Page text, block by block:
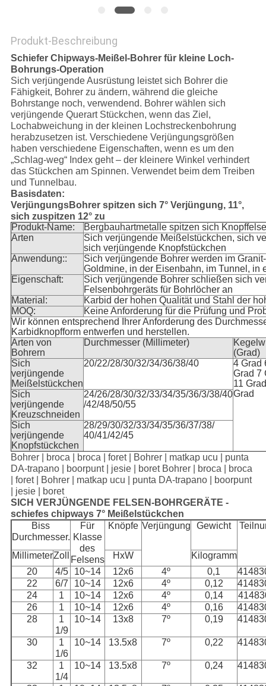
Produkt-Beschreibung
Schiefer Chipways-Meißel-Bohrer für kleine Loch-
Bohrungs-Operation
Sich verjüngende Ausrüstung leistet sich Bohrer die
Fähigkeit, Bohrer zu ändern, während die gleiche
Bohrstange noch, verwendend. Bohrer wählen sich
verjüngende Querart Stückchen, wenn das Ziel,
Lochabweichung in der kleinen Lochstreckenbohrung
herabzusetzen ist. Verschiedene Verjüngungsgrößen
haben verschiedene Eigenschaften, wenn es um den
„Schlag-weg“ Index geht – der kleinere Winkel verhindert
das Stückchen am Spinnen. Verwendet beim dem Treiben
und Tunnelbau.
Basisdaten:
VerjüngungsBohrer spitzen sich 7° Verjüngung, 11°,
sich zuspitzen 12° zu
Produkt-Name:
Bergbauhartmetalle spitzen sich
Arten
Sich verjüngende Meißelstückchen, sich
sich verjüngende Knopfstückchen
Anwendung::
Sich verjüngende Bohrer werden im
Goldmine, in der Eisenbahn, im Tunnel, in
Eigenschaft:
Sich verjüngende Bohrer schließen sich
Felsenbohrgeräts für Bohrlöcher an
Material:
Karbid der hohen Qualität und Stahl der
MOQ:
Keine Anforderung für die Prüfung und
Wir können entsprechend Ihrer Anforderung des
Karbidknopfform entwerfen und herstellen.
Arten von
Bohrern
Durchmesser (Millimeter)
(Grad)
Sich
verjüngende
Meißelstückchen
20/22/28/30/32/34/36/38/40
4 Grad
Grad 7
11
Grad
Sich
verjüngende
Kreuzschneiden
24/26/28/30/32/33/34/35/36/3/38/40
/42/48/50/55
Sich
verjüngende
Knopfstückchen
28/29/30/32/33/34/35/36/37/38/
40/41/42/45
Bohrer | broca | broca | foret | Bohrer | matkap ucu | punta
DA-trapano | boorpunt | jesie | boret Bohrer | broca | broca
| foret | Bohrer | matkap ucu | punta DA-trapano | boorpunt
| jesie | boret
SICH VERJÜNGENDE FELSEN-BOHRGERÄTE -
schiefes chipways 7° Meißelstückchen
Biss
Durchmesser.
Für
Klasse
des
Felsens
Knöpfe Verjüngung Gewicht
MillimeterZoll HxW
Kilogramm
20
4/5 10~14 12x6 4º 0,1
22
6/7 10~14 12x6 4º 0,12
24
1 10~14 12x6 4º 0,14
26
1 10~14 12x6 4º 0,16
28
1
1/9
10~14 13x8 7º 0,19
30
1
1/6
10~14 13.5x8 7º 0,22
32
1
1/4
10~14 13.5x8 7º 0,24